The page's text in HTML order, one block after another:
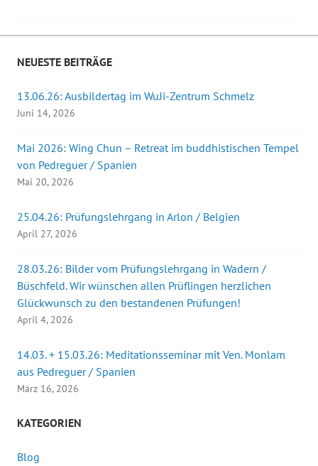
NEUESTE BEITRÄGE
13.06.26: Ausbildertag im WuJi-Zentrum Schmelz
Juni 14, 2026
Mai 2026: Wing Chun – Retreat im buddhistischen Tempel
von Pedreguer / Spanien
Mai 20, 2026
25.04.26: Prüfungslehrgang in Arlon / Belgien
April 27, 2026
28.03.26: Bilder vom Prüfungslehrgang in Wadern /
Büschfeld. Wir wünschen allen Prüflingen herzlichen
Glückwunsch zu den bestandenen Prüfungen!
April 4, 2026
14.03. + 15.03.26: Meditationsseminar mit Ven. Monlam
aus Pedreguer / Spanien
März 16, 2026
KATEGORIEN
Blog